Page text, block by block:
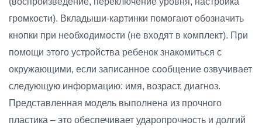
громкости). Вкладыши-картинки помогают обозначить
кнопки при необходимости (не входят в комплект). При
помощи этого устройства ребенок знакомиться с
окружающими, если записанное сообщение озвучивает
следующую информацию: имя, возраст, диагноз.
Представленная модель выполнена из прочного
пластика – это обеспечивает ударопрочность и долгий